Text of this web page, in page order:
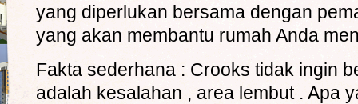
yang diperlukan bersama dengan
yang akan membantu rumah Anda
Fakta sederhana : Crooks tidak ingin
adalah kesalahan , area lembut . Apa